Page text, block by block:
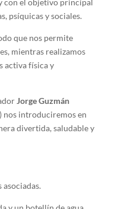
con el objetivo principal
psíquicas y sociales.
que nos permite
mientras realizamos
activa física y
Jorge Guzmán
nos introduciremos en
divertida, saludable y